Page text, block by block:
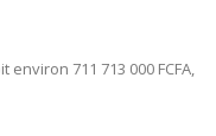
environ 711 713 000 FCFA,